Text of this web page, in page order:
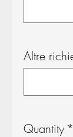
Altre
Quantity *